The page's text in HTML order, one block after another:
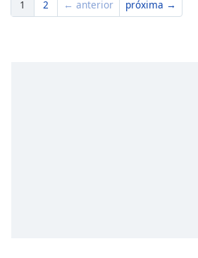
1 2 ← anterior próxima →